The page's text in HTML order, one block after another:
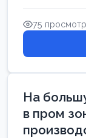
75
На
в пром